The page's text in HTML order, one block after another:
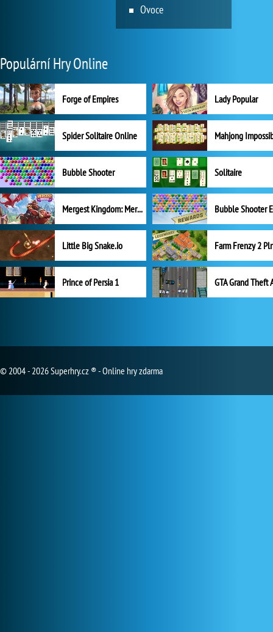
Ovoce
Populární Hry Online
Forge of Empires Lady Popular
Spider Solitaire Online Mahjong
Bubble Shooter Solitaire
Mergest Kingdom: Merge Puzzle
Little Big Snake.io
Prince of Persia 1 GTA Grand Theft
© 2004 - 2026 Superhry.cz ® - Online hry zdarma